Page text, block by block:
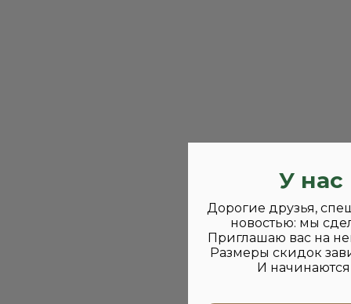
У нас
Дорогие друзья,
новостью: мы
Приглашаю вас на
Размеры скидок
И начинаются